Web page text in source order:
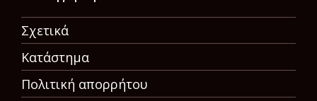
Σχετικά
Κατάστημα
Πολιτική απορρήτου